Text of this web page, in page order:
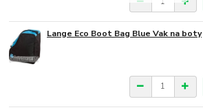
Lange Eco Boot Bag Blue Vak na boty